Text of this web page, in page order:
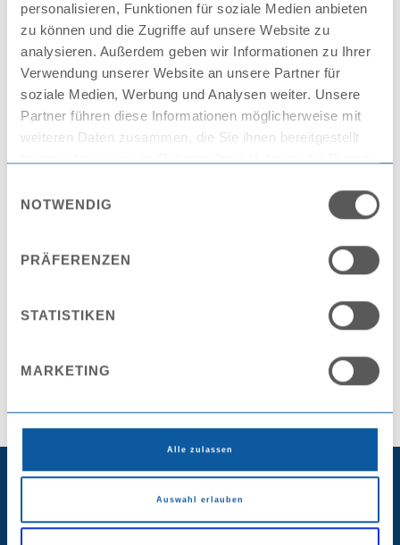
personalisieren, Funktionen für soziale Medien anbieten
zu können und die Zugriffe auf unsere Website zu
analysieren. Außerdem geben wir Informationen zu Ihrer
Verwendung unserer Website an unsere Partner für
soziale Medien, Werbung und Analysen weiter. Unsere
Partner führen diese Informationen möglicherweise mit
weiteren Daten zusammen, die Sie ihnen bereitgestellt
NOTWENDIG
PRÄFERENZEN
STATISTIKEN
MARKETING
Alle zulassen
Auswahl erlauben
Jahresberichte
Besuchen